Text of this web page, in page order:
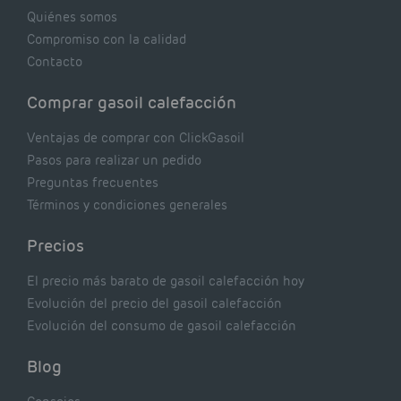
Quiénes somos
Compromiso con la calidad
Contacto
Comprar gasoil calefacción
Ventajas de comprar con ClickGasoil
Pasos para realizar un pedido
Preguntas frecuentes
Términos y condiciones generales
Precios
El precio más barato de gasoil calefacción hoy
Evolución del precio del gasoil calefacción
Evolución del consumo de gasoil calefacción
Blog